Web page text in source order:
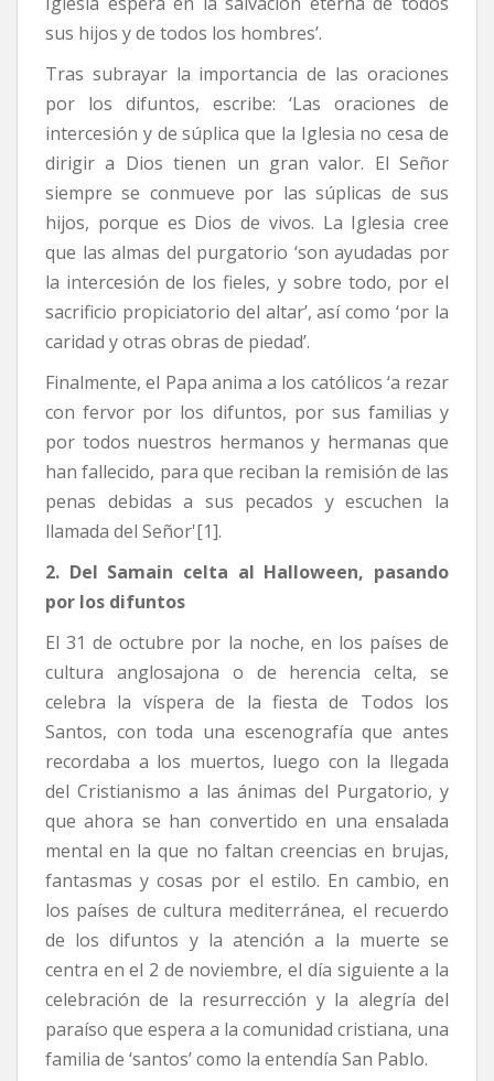
sus hijos y de todos los hombres’.
Tras subrayar la importancia de las oraciones
por los difuntos, escribe: ‘Las oraciones de
intercesión y de súplica que la Iglesia no cesa de
dirigir a Dios tienen un gran valor. El Señor
siempre se conmueve por las súplicas de sus
hijos, porque es Dios de vivos. La Iglesia cree
que las almas del purgatorio ‘son ayudadas por
la intercesión de los fieles, y sobre todo, por el
sacrificio propiciatorio del altar’, así como ‘por la
caridad y otras obras de piedad’.
Finalmente, el Papa anima a los católicos ‘a rezar
con fervor por los difuntos, por sus familias y
por todos nuestros hermanos y hermanas que
han fallecido, para que reciban la remisión de las
penas debidas a sus pecados y escuchen la
llamada del Señor'[1].
2. Del Samain celta al Halloween, pasando
por los difuntos
El 31 de octubre por la noche, en los países de
cultura anglosajona o de herencia celta, se
celebra la víspera de la fiesta de Todos los
Santos, con toda una escenografía que antes
recordaba a los muertos, luego con la llegada
del Cristianismo a las ánimas del Purgatorio, y
que ahora se han convertido en una ensalada
mental en la que no faltan creencias en brujas,
fantasmas y cosas por el estilo. En cambio, en
los países de cultura mediterránea, el recuerdo
de los difuntos y la atención a la muerte se
centra en el 2 de noviembre, el día siguiente a la
celebración de la resurrección y la alegría del
paraíso que espera a la comunidad cristiana, una
familia de ‘santos’ como la entendía San Pablo.